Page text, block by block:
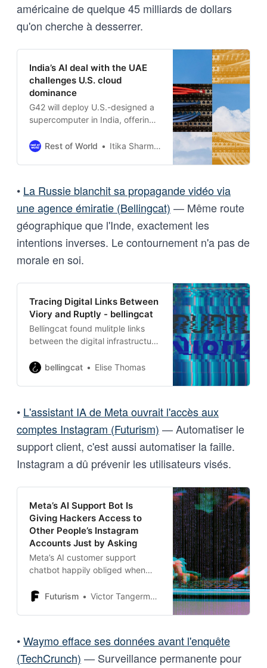
américaine de quelque 45 milliards de dollars
qu'on cherche à desserrer.
India’s AI deal with the UAE
challenges U.S. cloud
dominance
G42 will deploy U.S.-designed a
supercomputer in India, offering
that want to own their AI
Rest of World Itika Sharma Punit
• La Russie blanchit sa propagande vidéo via
une agence émiratie (Bellingcat) — Même route
géographique que l'Inde, exactement les
intentions inverses. Le contournement n'a pas de
morale en soi.
Tracing Digital Links Between
Viory and Ruptly - bellingcat
Bellingcat found mulitple links
between the digital infrastructure
a branch of Russia Today.
bellingcat Elise Thomas
• L'assistant IA de Meta ouvrait l'accès aux
comptes Instagram (Futurism) — Automatiser le
support client, c'est aussi automatiser la faille.
Instagram a dû prévenir les utilisateurs visés.
Meta’s AI Support Bot Is
Giving Hackers Access to
Other People’s Instagram
Accounts Just by Asking
Meta’s AI customer support
chatbot happily obliged when
high-profile Instagram profiles.
Futurism Victor Tangermann
•Waymo efface ses données avant l'enquête
(TechCrunch) — Surveillance permanente pour